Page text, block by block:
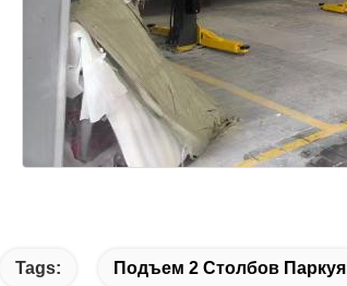
Tags: Подъем 2 Столбов Паркуя